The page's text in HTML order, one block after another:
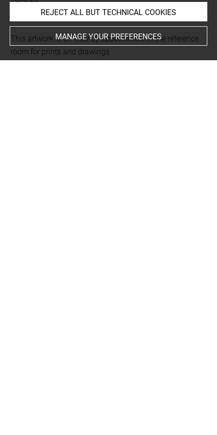
gravé au recto
This artwork is on view by appointment in the reference
room for prints and drawings
REJECT ALL BUT TECHNICAL COOKIES
MANAGE YOUR PREFERENCES